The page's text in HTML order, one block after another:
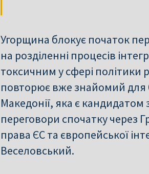
Угорщина блокує початок
на розділенні процесів
токсичним у сфері політики
повторює вже знайомий для
Македонії, яка є
переговори спочатку через
права ЄС та європейської
Веселовський.